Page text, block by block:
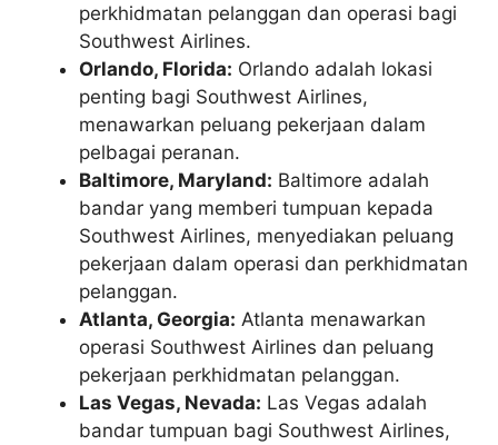
perkhidmatan pelanggan dan operasi bagi
Southwest Airlines.
Orlando, Florida: Orlando adalah lokasi
penting bagi Southwest Airlines,
menawarkan peluang pekerjaan dalam
pelbagai peranan.
Baltimore, Maryland: Baltimore adalah
bandar yang memberi tumpuan kepada
Southwest Airlines, menyediakan peluang
pekerjaan dalam operasi dan perkhidmatan
pelanggan.
Atlanta, Georgia: Atlanta menawarkan
operasi Southwest Airlines dan peluang
pekerjaan perkhidmatan pelanggan.
Las Vegas, Nevada: Las Vegas adalah
bandar tumpuan bagi Southwest Airlines,